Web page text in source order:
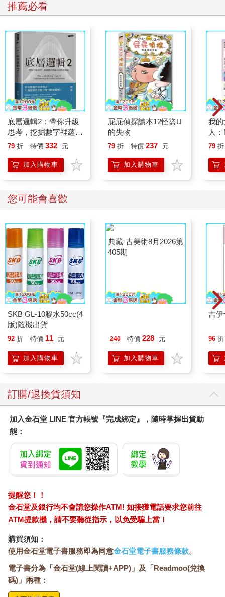
腦中就會播放：「I'm a boss ass bitch, bitch, bitch, bitch, bitch,
bitch, bitch…」這首歌，讓我覺得自己就是全世界最屌的女人，瞬
間感覺自己是全場的焦點，哈哈。 也因為這樣，我常常收到很多
人的稱讚：「妳的氣場好強！妳真的自帶光芒欸！」音樂可是很
強大的工具，你應該有發現自己很容易因為聽不同的歌而產生不
同的情緒，對吧？ 因此可以利用這一點，透過音樂幫助我們快速
提升情緒能量！不開玩笑，我甚至還用音樂成功顯化到我的另一
半！ 作法超級簡單： 1.首先釐清顯化成功後，你會有的體驗跟感
受。 2.找出會讓你感覺自己有這些體驗跟感受的歌。 3.蒐集整理
成歌單。 4.循環播放這些歌，讓自己沉浸在這些感受裡。 5.充滿
自信及信心，相信你的顯化已經是你的現實。
●情書魔法
◎Step 1.準備紙和筆 選支好寫的筆和自己喜歡的信紙尤佳。
◎Step 2.給自己寫一封情書 你要從夢想中另一半的視角寫這封情
書給自己。換句話說，就是假裝你是對方在寫情書給你。想一
想，你最想聽到這個伴侶跟你說什麼？把這些話寫下來。
在寫這封信的時候，一定要相信自己就是那個愛上你的另一半。
我要你在寫的過程中感受到：「哇～～我的另一半（也就是你自
己）真是太棒了！」搞不好還會在寫的過程中不小心煞到自己的
【ChatGPT指令】「我希望我夢想中的伴侶可以看見我的：＿＿
＿＿＿（特質），請你替他／她寫一封情書給我。」 ◎Step 3.好
好讀這封情書，然後把它放在枕頭下共眠 寫完後，想像另一半偷
偷把這封情書放在你的桌上。你好奇地打開它，讀給自己聽。在
讀的過程中，讓自己沉浸在那份心動、被珍惜與幸福的感覺中。
讀完後，把情書放在枕頭下一個晚上。 ◎Step 4.早上起來再讀一
次 早上醒來後，想到昨天伴侶的那封讓你心臟撲通撲通跳的情
書，你興奮地再次打開重讀一遍，重溫那份幸福感。 最後也是最
重要的：一定要相信那個對的人已經在路上了。先照顧好自己，
準備好自己，這樣對的人才能更快找到你。 對了！如果你不需要
顯化愛情，想要顯化其他東西，可以想像顯化成功後，那些相對
／考上哪個學校，就可以他們的視角寫一封錄取通知信給自己。
以此類推。
●回憶錄魔法
九粒就是因為分享了這個回憶錄魔法，才正式成為大家口中的顯
化小魔女。大家試過後也發現驚人的效果，才會覺得這個稱號實
至名歸。接下來就要step by step教你如何寫出自己的顯化回憶
錄。
1.設定目標和願望
‧今年想達成哪些目標？實現哪些願望？
‧跟宇宙下訂單！越具體越好！
2.想像顯化成功的未來
‧想像自己坐時光機去到今年年底／一年後，看見自己達成這些願
望後的生活。
‧描繪出顯化成功後的畫面，越生動越好。
3.書寫感激
‧拿出一張紙或是筆記本書寫。
年底／一年後，你所有的想要都已經實現的狀態）。
‧寫出顯化成功後的具體感受和經歷（就像是在寫自己的成功回憶
錄）。
推薦必看
底層邏輯2：帶你升級
思考，挖掘數字裡蘊含
的商業寶藏
79 折 特價 332 元
加入購物車
屁屁偵探讀本12怪盜U
的失物
79 折 特價 237 元
加入購物車
我
人
79 折
您可能會喜歡
SKB GL-10膠水50cc(4
版)隨機出貨
92 折 特價 11 元
加入購物車
240 特價 228 元
加入購物車
吉
96 折
訂購/退換貨須知
加入金石堂 LINE 官方帳號『完成綁定』，隨時掌握出貨動
態：
提醒您！！
金石堂及銀行均不會請您操作ATM! 如接獲電話要求您前往
ATM提款機，請不要聽從指示，以免受騙上當！
購買須知：
使用金石堂電子書服務即為同意金石堂電子書服務條款。
電子書分為「金石堂(線上閱讀+APP)」及「Readmoo(兌換
碼)」兩種：